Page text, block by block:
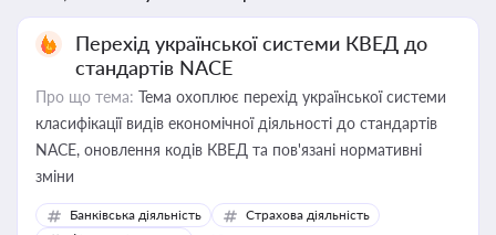
Перехід української системи КВЕД до
стандартів NACE
Про що тема: Тема охоплює перехід української системи
класифікації видів економічної діяльності до стандартів
NACE, оновлення кодів КВЕД та пов'язані нормативні
зміни
Банківська діяльність
Страхова діяльність